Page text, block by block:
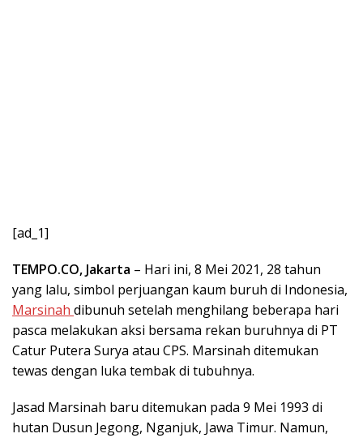
[ad_1]
TEMPO.CO, Jakarta – Hari ini, 8 Mei 2021, 28 tahun
yang lalu, simbol perjuangan kaum buruh di Indonesia,
Marsinah dibunuh setelah menghilang beberapa hari
pasca melakukan aksi bersama rekan buruhnya di PT
Catur Putera Surya atau CPS. Marsinah ditemukan
tewas dengan luka tembak di tubuhnya.
Jasad Marsinah baru ditemukan pada 9 Mei 1993 di
hutan Dusun Jegong, Nganjuk, Jawa Timur. Namun,